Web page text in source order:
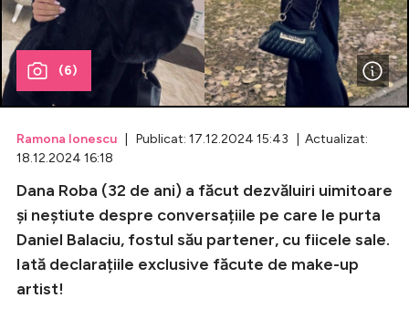
Celebrități
Breaking News
(6)
Ramona Ionescu | Publicat: 17.12.2024 15:43 | Actualizat:
18.12.2024 16:18
Dana Roba (32 de ani) a făcut dezvăluiri uimitoare
și neștiute despre conversațiile pe care le purta
Daniel Balaciu, fostul său partener, cu fiicele sale.
Iată declarațiile exclusive făcute de make-up
artist!